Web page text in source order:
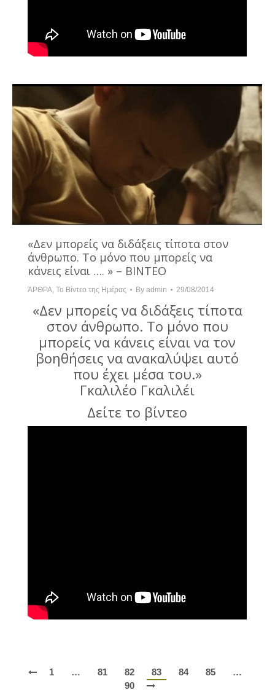
«Δεν μπορείς να διδάξεις τίποτα στον
άνθρωπο. Το μόνο που μπορείς να
κάνεις είναι …. » – ΒΙΝΤΕΟ
ΆΡΘΡΑ Το Βίντεο της Ημέρας By admin 29/08/2014
«Δεν μπορείς να διδάξεις τίποτα
στον άνθρωπο. Το μόνο που
μπορείς να κάνεις είναι να τον
βοηθήσεις να ανακαλύψει αυτό
που έχει μέσα του.»
Γκαλιλέο Γκαλιλέι
Δείτε το βίντεο
1 … 81 82 83 84 85
…
90